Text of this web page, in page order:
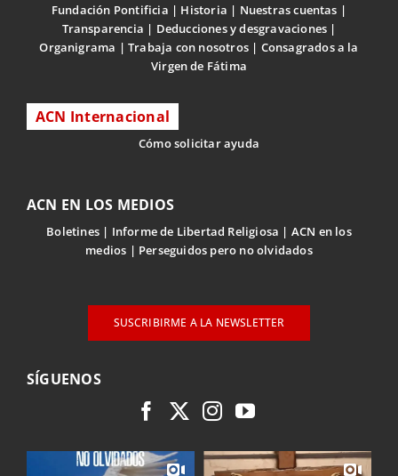
Fundación Pontificia Historia
Nuestras cuentas
Transparencia
Deducciones y desgravaciones
Organigrama
Trabaja con nosotros
Consagrados a la
Virgen de Fátima
ACN Internacional
Cómo solicitar ayuda
ACN EN LOS MEDIOS
Boletines Informe de Libertad Religiosa
ACN en los
medios
Perseguidos pero no olvidados
SUSCRIBIRME A LA NEWSLETTER
SÍGUENOS